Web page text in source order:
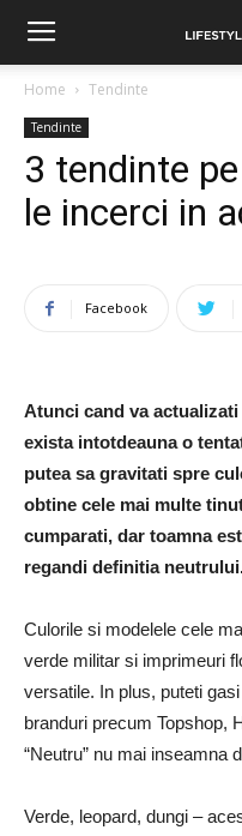
Home Tendinte
Tendinte
3 tendinte
le incerci in
Facebook
Atunci cand va
exista intotdeauna o
putea sa gravitati spre
obtine cele mai multe
cumparati, dar toamna
regandi definitia
Culorile si modelele cele
verde militar si imprimeuri
versatile. In plus, puteti
branduri precum Topshop,
“Neutru” nu mai inseamna
Verde, leopard, dungi –